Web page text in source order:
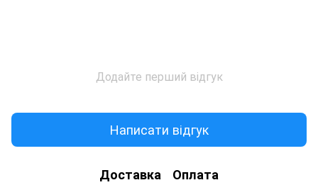
Додайте перший відгук
Написати відгук
Доставка Оплата